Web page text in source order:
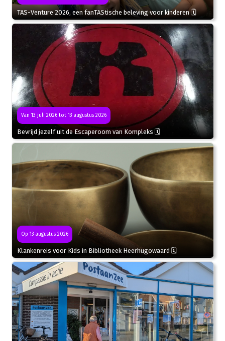
TAS-Venture 2026, een fanTAStische beleving voor kinderen 🗓
Van 13 juli 2026 tot 13 augustus 2026
Bevrijd jezelf uit de Escaperoom van Kompleks 🗓
Op 13 augustus 2026
Klankenreis voor Kids in Bibliotheek Heerhugowaard 🗓